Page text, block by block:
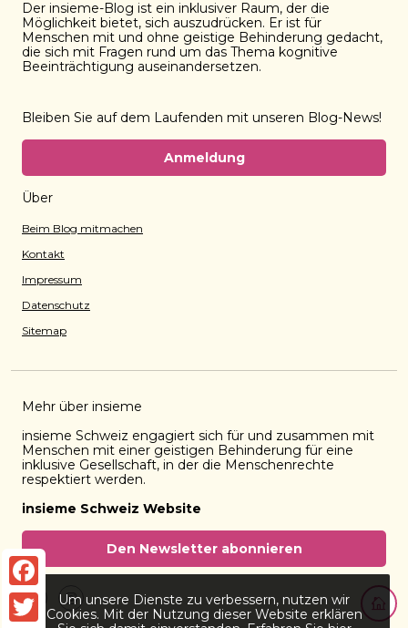
Der insieme-Blog ist ein inklusiver Raum, der die
Möglichkeit bietet, sich auszudrücken. Er ist für
Menschen mit und ohne geistige Behinderung gedacht,
die sich mit Fragen rund um das Thema kognitive
Beeinträchtigung auseinandersetzen.
Bleiben Sie auf dem Laufenden mit unseren Blog-News!
Anmeldung
Über
Beim Blog mitmachen
Kontakt
Impressum
Datenschutz
Sitemap
Mehr über insieme
insieme Schweiz engagiert sich für und zusammen mit
Menschen mit einer geistigen Behinderung für eine
inklusive Gesellschaft, in der die Menschenrechte
respektiert werden.
insieme Schweiz Website
Den Newsletter abonnieren
FacebookInstagram
FacebookUm unsere Dienste zu verbessern, nutzen wir
Cookies. Mit der Nutzung dieser Website erklären